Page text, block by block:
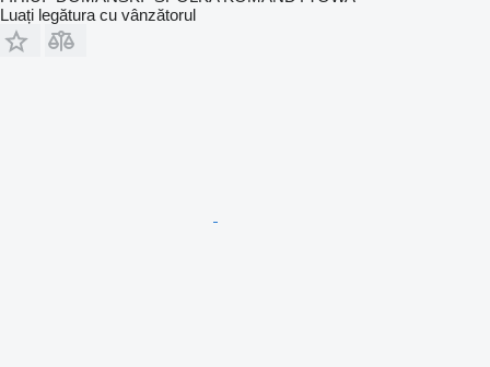
Luați legătura cu vânzătorul